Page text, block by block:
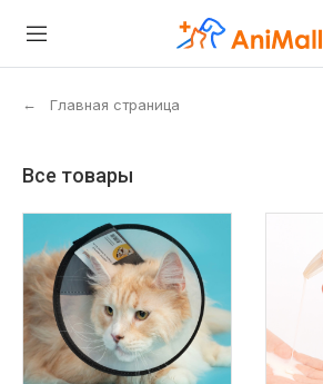
← Главная страница
Все товары